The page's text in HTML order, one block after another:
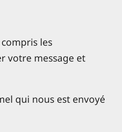
les
votre message et
qui nous est envoyé